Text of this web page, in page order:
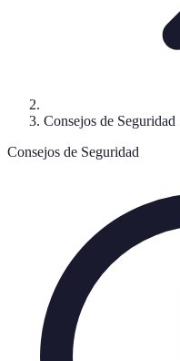
Consejos de Seguridad
Consejos de Seguridad